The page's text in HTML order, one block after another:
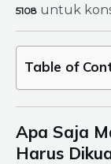
5108 untuk
Table of
Apa Saja
Harus